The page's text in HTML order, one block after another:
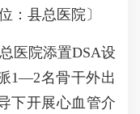
：县总医院〕
医院添置DSA设
1—2名骨干外出
下开展心血管介